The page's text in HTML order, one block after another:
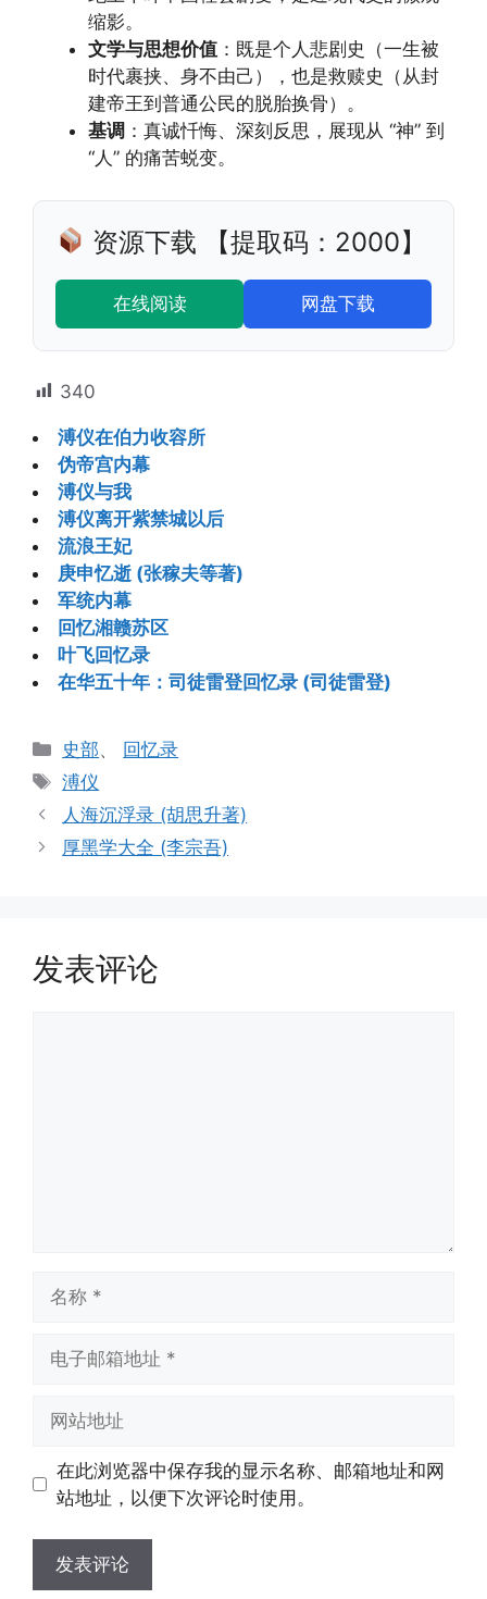
缩影。
文学与思想价值 ：既是个人悲剧史（一生被
时代裹挟、身不由己），也是救赎史（从封
建帝王到普通公民的脱胎换骨）。
基调 ：真诚忏悔、深刻反思，展现从 “神” 到
“人” 的痛苦蜕变。
资源下载 【提取码：2000】
在线阅读 网盘下载
340
溥仪在伯力收容所
伪帝宫内幕
溥仪与我
溥仪离开紫禁城以后
流浪王妃
庚申忆逝 (张稼夫等著)
军统内幕
回忆湘赣苏区
叶飞回忆录
在华五十年：司徒雷登回忆录 (司徒雷登)
分
类
史部、 回忆录
标
签
溥仪
人海沉浮录 (胡思升著)
厚黑学大全 (李宗吾)
发表评论
址
址
在此浏览器中保存我的显示名称、邮箱地址和网
站地址，以便下次评论时使用。